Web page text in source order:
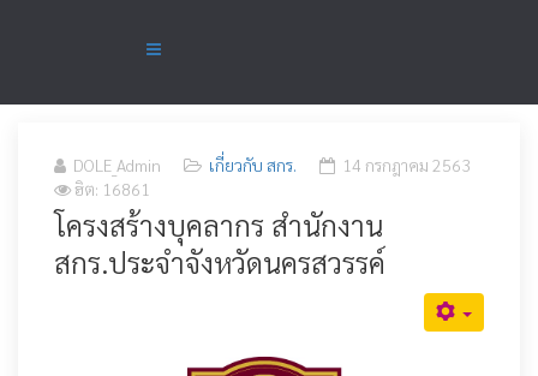
DOLE_Admin เกี่ยวกับ สกร.
14 กรกฎาคม 2563
ฮิต: 16861
โครงสร้างบุคลากร สำนักงาน
สกร.ประจำจังหวัดนครสวรรค์